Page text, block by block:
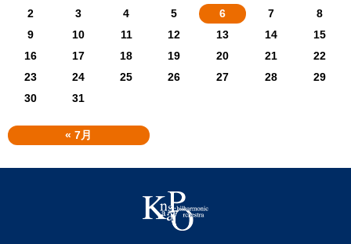
« 7月
2
3 4 5 6 7
8
9
10 11 12 13 14
15
16
17 18 19 20 21
22
23
24 25 26 27 28
29
30
31